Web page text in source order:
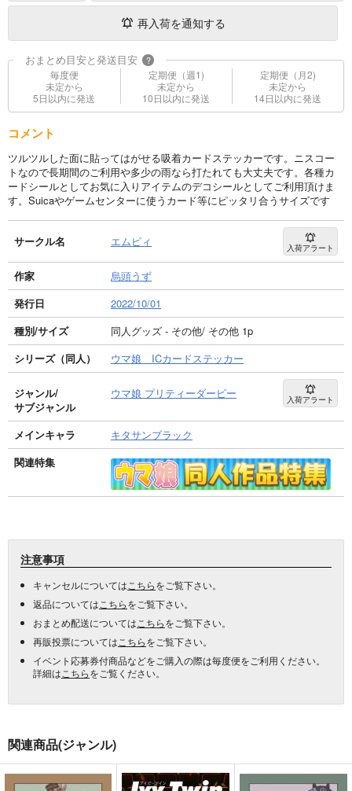
再入荷を通知する
おまとめ目安と発送目安 ?
毎度便
未定から
5日以内に発送
定期便（週1)
未定から
10日以内に発送
定期便（月2)
未定から
14日以内に発送
コメント
ツルツルした面に貼ってはがせる吸着カードステッカーです。ニスコー
トなので長期間のご利用や多少の雨なら打たれても大丈夫です。各種カ
ードシールとしてお気に入りアイテムのデコシールとしてご利用頂けま
す。Suicaやゲームセンターに使うカード等にピッタリ合うサイズです
サークル名 エムピィ 入荷アラート
作家
烏頭うず
発行日
2022/10/01
種別/サイズ
同人グッズ - その他/ その他 1p
シリーズ（同人）
ウマ娘 ICカードステッカー
ジャンル/
サブジャンル
ウマ娘 プリティーダービー 入荷アラート
メインキャラ
キタサンブラック
関連特集
注意事項
キャンセルについては こちらをご覧下さい。
返品については こちらをご覧下さい。
おまとめ配送については こちらをご覧下さい。
再販投票については こちらをご覧下さい。
イベント応募券付商品などをご購入の際は毎度便をご利用ください。
詳細は こちらをご覧ください。
関連商品(ジャンル)